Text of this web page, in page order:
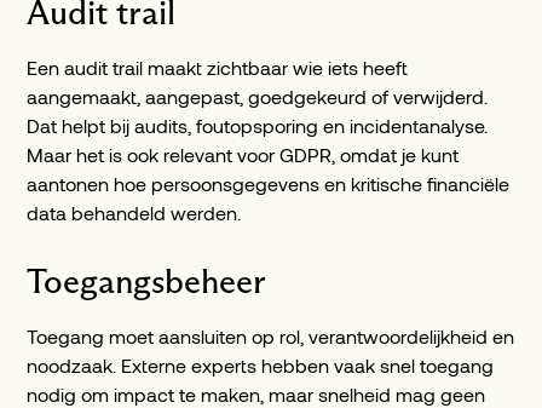
Audit trail
Een audit trail maakt zichtbaar wie iets heeft
aangemaakt, aangepast, goedgekeurd of verwijderd.
Dat helpt bij audits, foutopsporing en incidentanalyse.
Maar het is ook relevant voor GDPR, omdat je kunt
aantonen hoe persoonsgegevens en kritische financiële
data behandeld werden.
Toegangsbeheer
Toegang moet aansluiten op rol, verantwoordelijkheid en
noodzaak. Externe experts hebben vaak snel toegang
nodig om impact te maken, maar snelheid mag geen